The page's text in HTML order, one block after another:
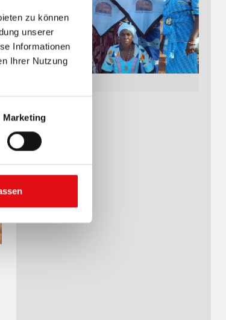
zu können
unserer
Informationen
Ihrer Nutzung
Marketing